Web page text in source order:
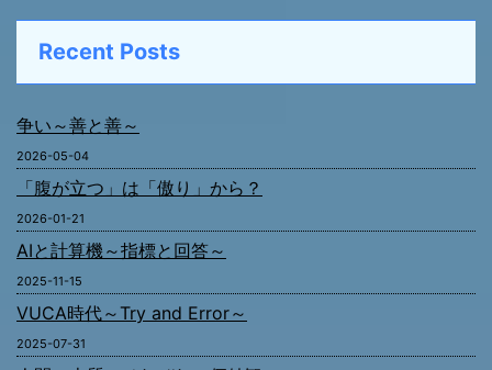
Recent Posts
争い～善と善～
2026-05-04
「腹が立つ」は「傲り」から？
2026-01-21
AIと計算機～指標と回答～
2025-11-15
VUCA時代～Try and Error～
2025-07-31